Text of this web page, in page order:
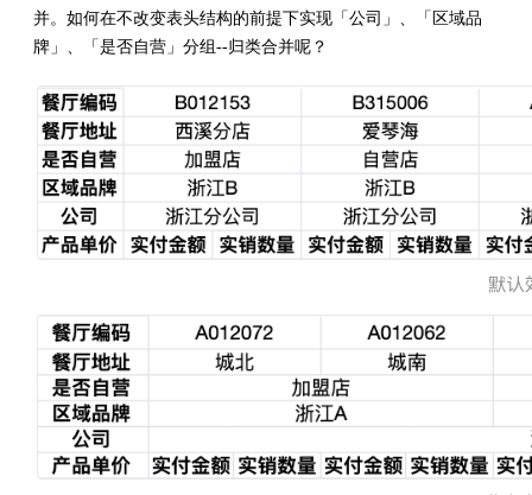
并。如何在不改变表头结构的前提下实现「公司」、「区域品
牌」、「是否自营」分组--归类合并呢？